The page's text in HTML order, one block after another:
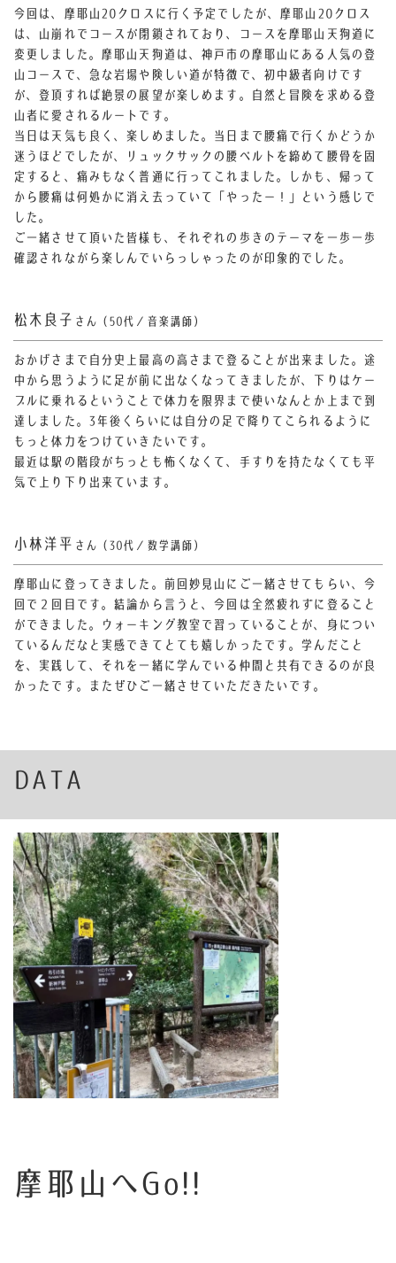
今回は、摩耶山20クロスに行く予定でしたが、摩耶山20クロス
は、山崩れでコースが閉鎖されており、コースを摩耶山天狗道に
変更しました。
摩耶山天狗道は、神戸市の摩耶山にある人気の登
山コースで、急な岩場や険しい道が特徴で、初中級者向けです
が、登頂すれば絶景の展望が楽しめます。自然と冒険を求める登
山者に愛されるルートです。
当日は天気も良く、楽しめました。当日まで腰痛で行くかどうか
迷うほどでしたが、リュックサックの腰ベルトを締めて腰骨を固
定すると、痛みもなく普通に行ってこれました。しかも、帰って
から腰痛は何処かに消え去っていて「やったー！」という感じで
した。
ご一緒させて頂いた皆様も、それぞれの歩きのテーマを一歩一歩
確認されながら楽しんでいらっしゃったのが印象的でした。
松木良子 さん（50代／音楽講師）
おかげさまで自分史上最高の高さまで登ることが出来ました。途
中から思うように足が前に出なくなってきましたが、下りはケー
ブルに乗れるということで体力を限界まで使いなんとか上まで到
達しました。 3年後くらいには自分の足で降りてこられるように
もっと体力をつけていきたいです。
最近は駅の階段がちっとも怖くなくて、手すりを持たなくても平
気で上り下り出来ています。
小林洋平 さん（30代／数学講師）
摩耶山に登ってきました。前回妙見山にご一緒させてもらい、今
回で２回目です。結論から言うと、今回は全然疲れずに登ること
ができました。ウォーキング教室で習っていることが、身につい
ているんだなと実感できてとても嬉しかったです。学んだこと
を、実践して、それを一緒に学んでいる仲間と共有できるのが良
かったです。またぜひご一緒させていただきたいです。
DATA
摩耶山へGo!!